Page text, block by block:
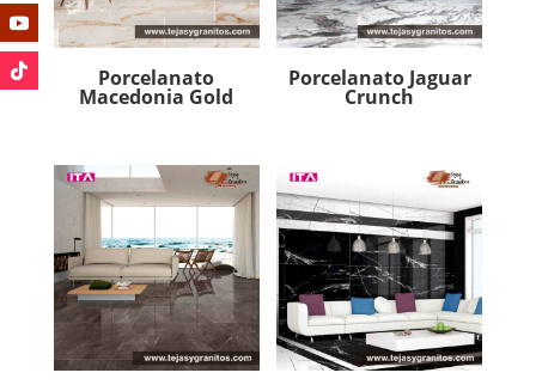
Porcelanato
Macedonia Gold
Porcelanato Jaguar
Crunch